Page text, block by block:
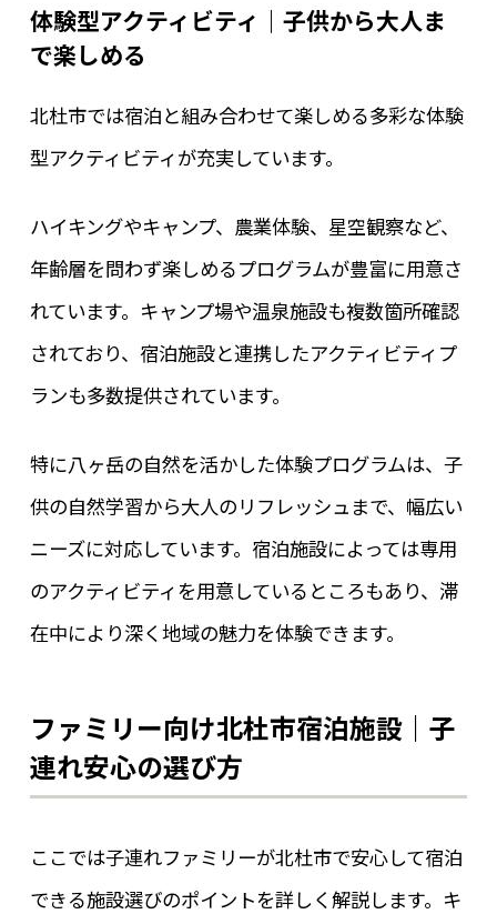
体験型アクティビティ｜子供から大人ま
で楽しめる
北杜市では宿泊と組み合わせて楽しめる多彩な体験
型アクティビティが充実しています。
ハイキングやキャンプ、農業体験、星空観察など、
年齢層を問わず楽しめるプログラムが豊富に用意さ
れています。キャンプ場や温泉施設も複数箇所確認
されており、宿泊施設と連携したアクティビティプ
ランも多数提供されています。
特に八ヶ岳の自然を活かした体験プログラムは、子
供の自然学習から大人のリフレッシュまで、幅広い
ニーズに対応しています。宿泊施設によっては専用
のアクティビティを用意しているところもあり、滞
在中により深く地域の魅力を体験できます。
ファミリー向け北杜市宿泊施設｜子
連れ安心の選び方
ここでは子連れファミリーが北杜市で安心して宿泊
できる施設選びのポイントを詳しく解説します。キ